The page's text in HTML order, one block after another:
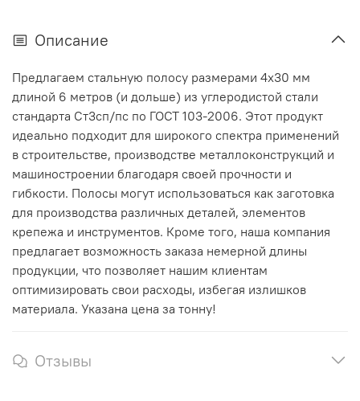
Описание
Предлагаем стальную полосу размерами 4x30 мм
длиной 6 метров (и дольше) из углеродистой стали
стандарта Ст3сп/пс по ГОСТ 103-2006. Этот продукт
идеально подходит для широкого спектра применений
в строительстве, производстве металлоконструкций и
машиностроении благодаря своей прочности и
гибкости. Полосы могут использоваться как заготовка
для производства различных деталей, элементов
крепежа и инструментов. Кроме того, наша компания
предлагает возможность заказа немерной длины
продукции, что позволяет нашим клиентам
оптимизировать свои расходы, избегая излишков
материала. Указана цена за тонну!
Отзывы